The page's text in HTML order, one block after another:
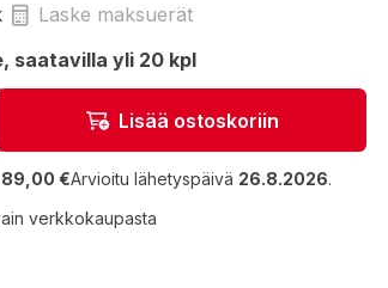
Laske maksuerät
saatavilla yli 20 kpl
Lisää ostoskoriin
89,00 €Arvioitu lähetyspäivä 26.8.2026.
verkkokaupasta